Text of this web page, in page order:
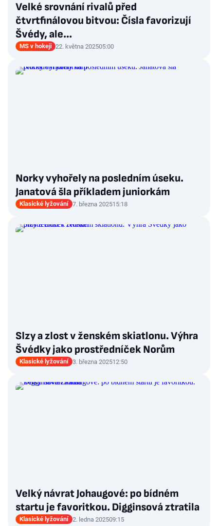
Velké srovnání rivalů před
čtvrtfinálovou bitvou: Čísla favorizují
Švédy, ale…
MS v hokeji 22. května 202505:00
Norky vyhořely na posledním úseku.
Janatová šla příkladem juniorkám
Klasické lyžování 7. března 202515:18
Slzy a zlost v ženském skiatlonu. Výhra
Švédky jako prostředníček Norům
Klasické lyžování 3. března 202512:50
Velký návrat Johaugové: po bídném
startu je favoritkou. Digginsová ztratila
Klasické lyžování 2. ledna 202509:15